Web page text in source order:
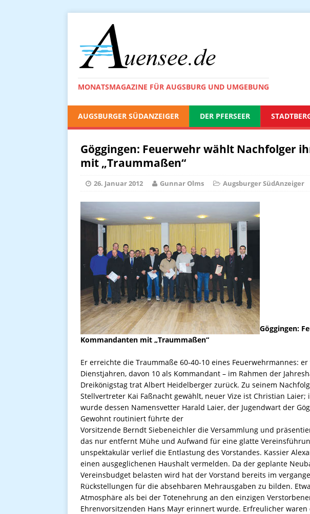
MONATSMAGAZINE FÜR AUGSBURG UND UMGEBUNG
AUGSBURGER SÜDANZEIGER DER PFERSEER
Göggingen: Feuerwehr wählt Nachfolger
mit „Traummaßen“
26. Januar 2012 Gunnar Olms Augsburger SüdAnzeiger
Göggingen:
Kommandanten mit „Traummaßen“
Er erreichte die Traummaße 60-40-10 eines Feuerwehrmannes:
Dienstjahren, davon 10 als Kommandant – im Rahmen der
Dreikönigstag trat ­Albert ­Heidelberger zurück. Zu seinem
Stellvertreter ­Kai ­Faßnacht gewählt, neuer Vize ist Christian
wurde dessen Namensvetter Harald Laier, der Jugendwart der
Gewohnt routiniert führte der
Vorsitzende ­Berndt ­Siebeneichler die Versammlung und
das nur entfernt Mühe und Aufwand für eine glatte
unspektakulär verlief die Entlastung des Vorstandes. Kassier
einen ausgeglichenen Haushalt vermelden. Da der geplante
Vereinsbudget belasten wird hat der Vorstand bereits im
Rückstellungen für die absehbaren Mehrausgaben zu bilden.
Atmosphäre als bei der Totenehrung an den einzigen
Ehrenvorsitzenden Hans Mayr erinnert wurde. Erfreulicher